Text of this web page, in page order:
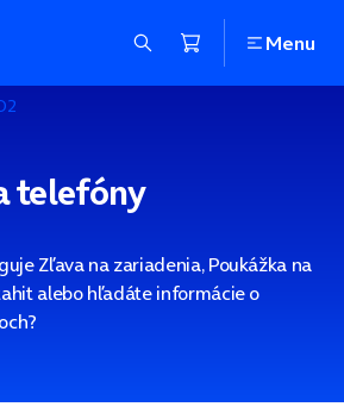
Menu
telefóny
Zľava na zariadenia, Poukážka na
alebo hľadáte informácie o